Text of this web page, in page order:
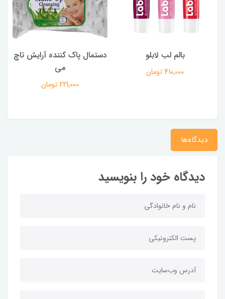
بالم لب لابلو
410,000 تومان
دستمال پاک کننده آرایش تاچ
می
221,000 تومان
دیدگاه‌ها
دیدگاه خود را بنویسید